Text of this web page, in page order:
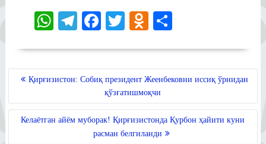
W
A
Te
a
Fa
ok
T
r
O
la
ss
ni
ki
POST
MENYUSI
Қирғизистон: Собиқ президент Жеенбековни иссиқ ўрнидан
қўзғатишмоқчи
Келаётган айём муборак! Қирғизистонда Қурбон ҳайити куни
расман белгиланди